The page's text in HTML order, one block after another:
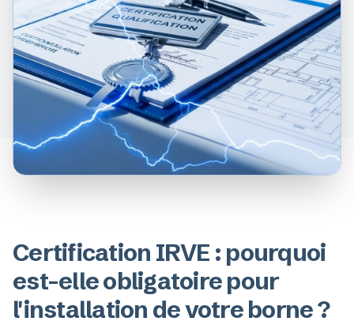
Certification IRVE : pourquoi
est-elle obligatoire pour
l'installation de votre borne ?